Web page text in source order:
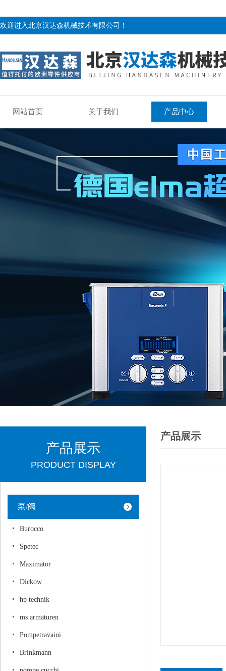
欢迎进入北京汉达森机械技术有限公司！
网站首页 关于我们 产品中心
产品展示
PRODUCT DISPLAY
泵/阀
Burocco
Spetec
Maximator
Dickow
hp technik
ms armaturen
Pompetravaini
Brinkmann
产品展示